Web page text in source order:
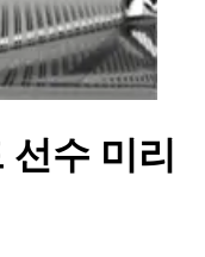
선수 미리